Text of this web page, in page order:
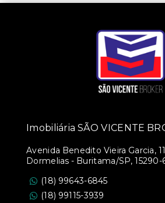
Imobiliária SÃO VICENTE
Avenida Benedito Vieira Garcia,
Dormelias - Buritama/SP, 15290-
(18) 99643-6845
(18) 99115-3939